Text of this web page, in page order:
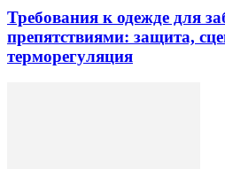
Требования к одежде для
препятствиями: защита,
терморегуляция